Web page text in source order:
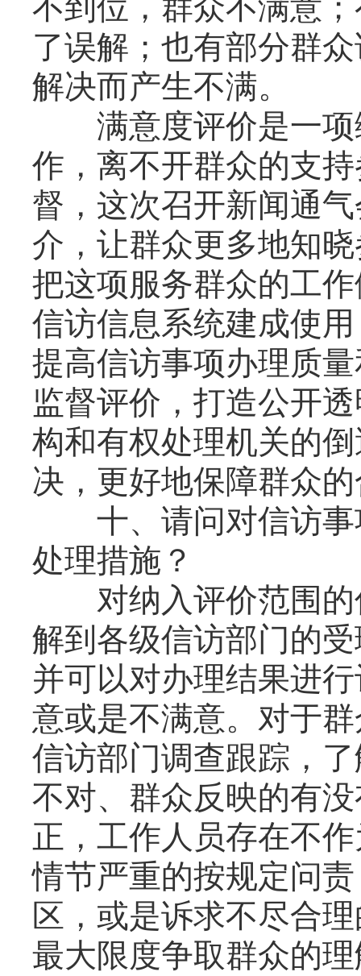
不到位，群众不满意
了误解；也有部分群
解决而产生不满。
满意度评价是一项
作，离不开群众的支
督，这次召开新闻通
介，让群众更多地知
把这项服务群众的工
信访信息系统建成使
提高信访事项办理质
监督评价，打造公开
构和有权处理机关的
决，更好地保障群众
十、请问对信访事
处理措施？
对纳入评价范围的
解到各级信访部门的
并可以对办理结果进
意或是不满意。对于
信访部门调查跟踪，
不对、群众反映的有
正，工作人员存在不
情节严重的按规定问
区，或是诉求不尽合
最大限度争取群众的